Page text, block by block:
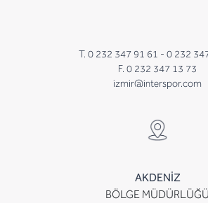
T. 0 232 347 91 61 - 0 232
F. 0 232 347 13 73
izmir@interspor.com
AKDENİZ
BÖLGE MÜDÜRLÜĞÜ